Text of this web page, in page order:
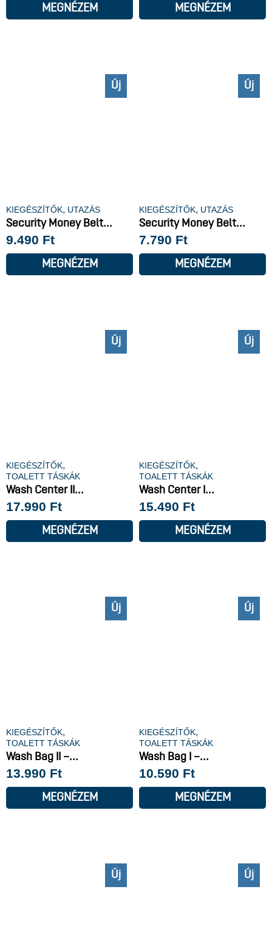
MEGNÉZEM MEGNÉZEM
Új
KIEGÉSZÍTŐK, UTAZÁS
Security Money Belt...
9.490 Ft
MEGNÉZEM
Új
KIEGÉSZÍTŐK, UTAZÁS
Security Money Belt...
7.790 Ft
MEGNÉZEM
Új
KIEGÉSZÍTŐK,
TOALETT TÁSKÁK
Wash Center II...
17.990 Ft
MEGNÉZEM
Új
KIEGÉSZÍTŐK,
TOALETT TÁSKÁK
Wash Center I...
15.490 Ft
MEGNÉZEM
Új
KIEGÉSZÍTŐK,
TOALETT TÁSKÁK
Wash Bag II –...
13.990 Ft
MEGNÉZEM
Új
KIEGÉSZÍTŐK,
TOALETT TÁSKÁK
Wash Bag I –...
10.590 Ft
MEGNÉZEM
Új Új